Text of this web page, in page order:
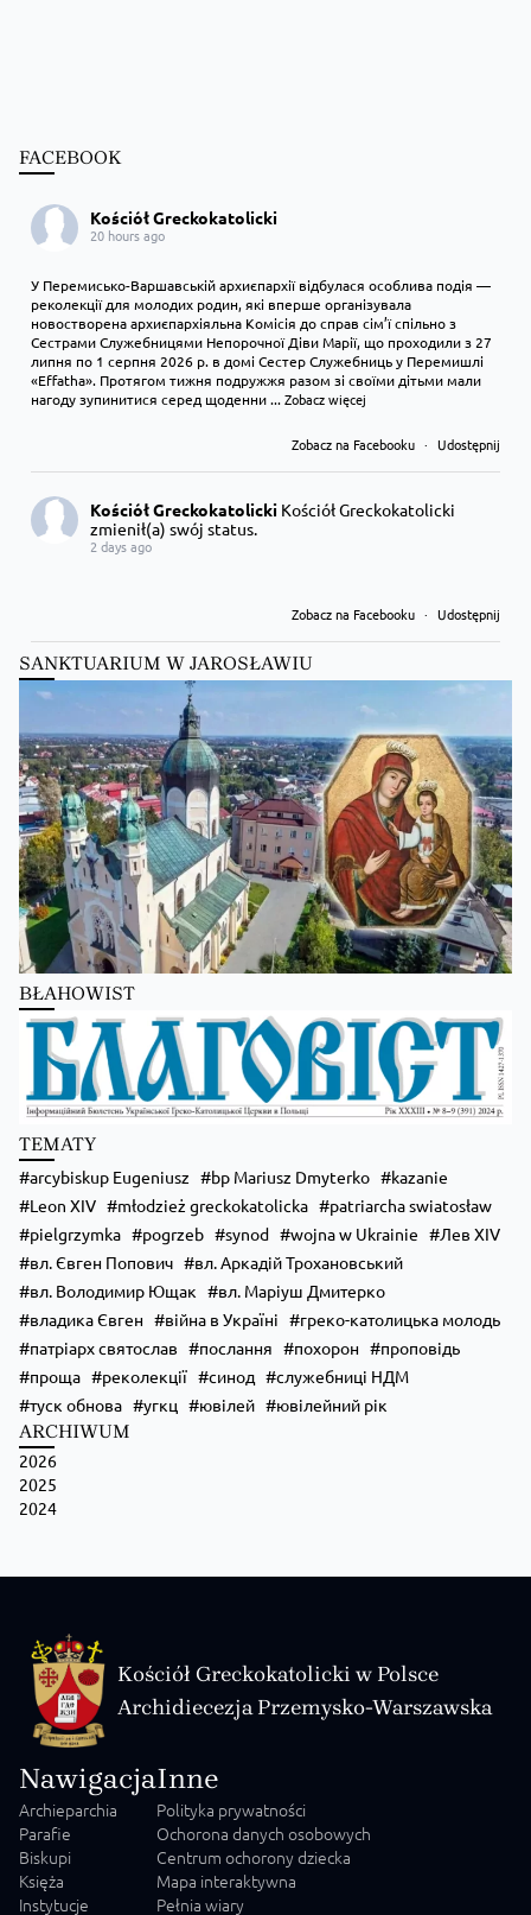
FACEBOOK
Kościół Greckokatolicki
20 hours ago
У Перемисько-Варшавській архиєпархії відбулася особлива подія —
реколекції для молодих родин, які вперше організувала
новостворена архиєпархіяльна Комісія до справ сім’ї спільно з
Сестрами Служебницями Непорочної Діви Марії, що проходили з 27
липня по 1 серпня 2026 р. в домі Сестер Служебниць у Перемишлі
«Effatha». Протягом тижня подружжя разом зі своїми дітьми мали
нагоду зупинитися серед щоденни...Zobacz więcej
Zobacz na Facebooku · Udostępnij
Kościół Greckokatolicki Kościół Greckokatolicki
zmienił(a) swój status.
2 days ago
Zobacz na Facebooku · Udostępnij
Kościół GreckokatolickiKościół Greckokatolicki
zmienił(a) swój status.
Zobacz na Facebooku · Udostępnij
SANKTUARIUM W JAROSŁAWIU
BŁAHOWIST
TEMATY
arcybiskup Eugeniusz bp Mariusz Dmyterko
kazanie
Leon XIV
młodzież greckokatolicka
patriarcha swiatosław
pielgrzymka
pogrzeb synod wojna w Ukrainie
Лев XIV
вл. Євген Попович
вл. Аркадій Трохановський
вл. Володимир Ющак
вл. Маріуш Дмитерко
владика Євген
війна в Україні
греко-католицька молодь
патріарх святослав
послання похорон
проповідь
проща
реколекції синод
служебниці НДМ
туск обнова
угкц ювілей ювілейний рік
ARCHIWUM
2026
2025
2024
Kościół Greckokatolicki w Polsce
Archidiecezja Przemysko-Warszawska
Nawigacja
Archieparchia
Parafie
Biskupi
Księża
Instytucje
Inne
Polityka prywatności
Ochorona danych osobowych
Centrum ochorony dziecka
Mapa interaktywna
Pełnia wiary